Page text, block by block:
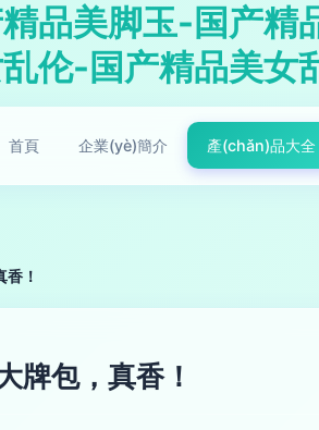
品美脚玉-国产
伦-国产精品美女
首頁 企業(yè)簡介 產(chǎn)品大全
！
牌包，真香！